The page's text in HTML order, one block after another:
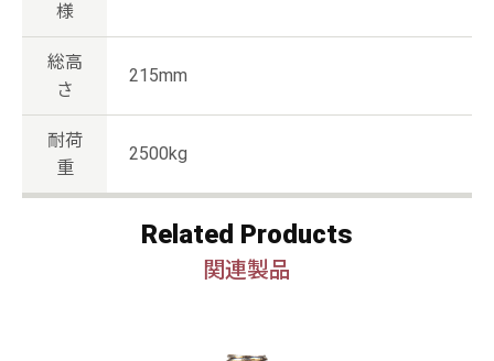
様
総高
さ
215mm
耐荷
重
2500kg
Related Products
関連製品